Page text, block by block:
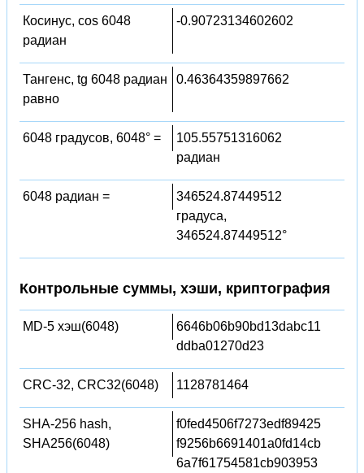
Косинус, cos 6048
радиан
-0.90723134602602
Тангенс, tg 6048 радиан
равно
0.46364359897662
6048 градусов, 6048° =
105.55751316062
радиан
6048 радиан =
346524.87449512
градуса,
346524.87449512°
Контрольные суммы, хэши, криптография
MD-5 хэш(6048)
6646b06b90bd13dabc11
ddba01270d23
CRC-32, CRC32(6048) 1128781464
SHA-256 hash,
SHA256(6048)
f0fed4506f7273edf89425
f9256b6691401a0fd14cb
6a7f61754581cb903953